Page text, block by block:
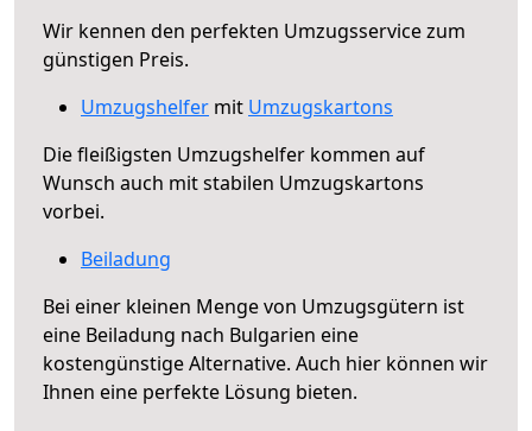
Wir kennen den perfekten Umzugsservice zum
günstigen Preis.
Umzugshelfer mit Umzugskartons
Die fleißigsten Umzugshelfer kommen auf
Wunsch auch mit stabilen Umzugskartons
vorbei.
Beiladung
Bei einer kleinen Menge von Umzugsgütern ist
eine Beiladung nach Bulgarien eine
kostengünstige Alternative. Auch hier können wir
Ihnen eine perfekte Lösung bieten.